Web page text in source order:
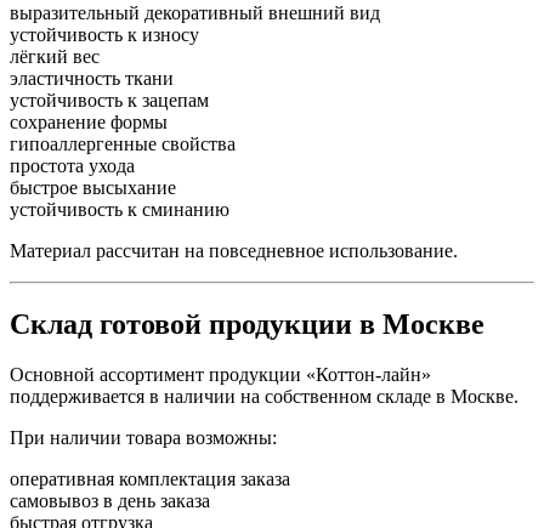
выразительный декоративный внешний вид
устойчивость к износу
лёгкий вес
эластичность ткани
устойчивость к зацепам
сохранение формы
гипоаллергенные свойства
простота ухода
быстрое высыхание
устойчивость к сминанию
Материал рассчитан на повседневное использование.
Склад готовой продукции в Москве
Основной ассортимент продукции «Коттон-лайн»
поддерживается в наличии на собственном складе в Москве.
При наличии товара возможны:
оперативная комплектация заказа
самовывоз в день заказа
быстрая отгрузка